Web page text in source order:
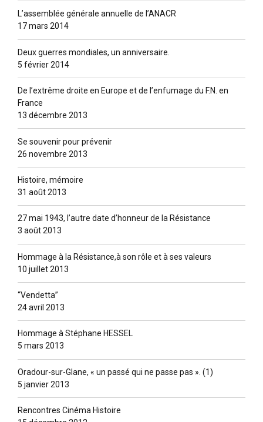
L’assemblée générale annuelle de l’ANACR
17 mars 2014
Deux guerres mondiales, un anniversaire.
5 février 2014
De l’extrême droite en Europe et de l’enfumage du F.N. en
France
13 décembre 2013
Se souvenir pour prévenir
26 novembre 2013
Histoire, mémoire
31 août 2013
27 mai 1943, l’autre date d’honneur de la Résistance
3 août 2013
Hommage à la Résistance,à son rôle et à ses valeurs
10 juillet 2013
“Vendetta”
24 avril 2013
Hommage à Stéphane HESSEL
5 mars 2013
Oradour-sur-Glane, « un passé qui ne passe pas ». (1)
5 janvier 2013
Rencontres Cinéma Histoire